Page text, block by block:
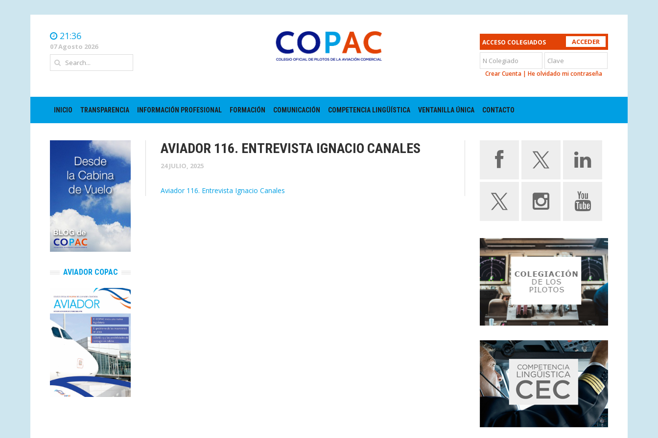
21:36
07 Agosto 2026 ACCESO COLEGIADOS
Crear Cuenta |He olvidado mi contraseña
INICIO TRANSPARENCIA INFORMACIÓN PROFESIONAL FORMACIÓN COMUNICACIÓN COMPETENCIA LINGÜÍSTICA VENTANILLA ÚNICA CONTACTO
AVIADOR 116. ENTREVISTA IGNACIO CANALES
24 JULIO, 2025
Aviador 116. Entrevista Ignacio Canales
AVIADOR COPAC